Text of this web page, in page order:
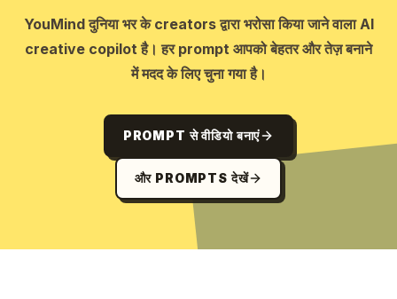
YouMind दुनिया भर के creators द्वारा भरोसा किया जाने वाला AI
creative copilot है। हर prompt आपको बेहतर और तेज़ बनाने
में मदद के लिए चुना गया है।
PROMPT से वीडियो बनाएं
और PROMPTS देखें